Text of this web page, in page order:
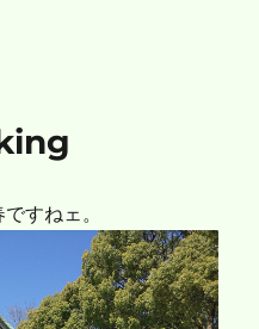
すねェ。